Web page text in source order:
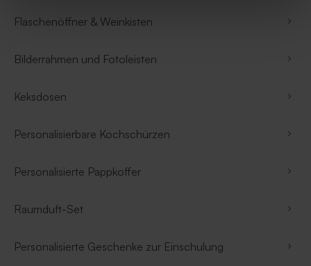
Flaschenöffner & Weinkisten
Bilderrahmen und Fotoleisten
Keksdosen
Personalisierbare Kochschürzen
Personalisierte Pappkoffer
Raumduft-Set
Personalisierte Geschenke zur Einschulung